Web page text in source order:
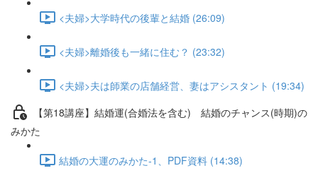
<夫婦>大学時代の後輩と結婚 (26:09)
<夫婦>離婚後も一緒に住む？ (23:32)
<夫婦>夫は師業の店舗経営、妻はアシスタント (19:34)
【第18講座】結婚運(合婚法を含む) 結婚のチャンス(時期)の
みかた
結婚の大運のみかた-1、PDF資料 (14:38)